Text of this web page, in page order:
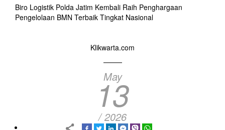
Biro Logistik Polda Jatim Kembali Raih Penghargaan
Pengelolaan BMN Terbaik Tingkat Nasional
Klikwarta.com
May
13
/ 2026